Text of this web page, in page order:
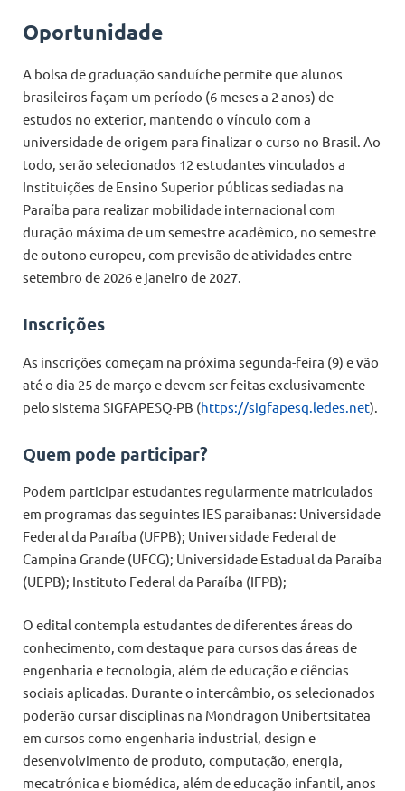
Oportunidade
A bolsa de graduação sanduíche permite que alunos
brasileiros façam um período (6 meses a 2 anos) de
estudos no exterior, mantendo o vínculo com a
universidade de origem para finalizar o curso no Brasil. Ao
todo, serão selecionados 12 estudantes vinculados a
Instituições de Ensino Superior públicas sediadas na
Paraíba para realizar mobilidade internacional com
duração máxima de um semestre acadêmico, no semestre
de outono europeu, com previsão de atividades entre
setembro de 2026 e janeiro de 2027.
Inscrições
As inscrições começam na próxima segunda-feira (9) e vão
até o dia 25 de março e devem ser feitas exclusivamente
pelo sistema SIGFAPESQ-PB (https://sigfapesq.ledes.net).
Quem pode participar?
Podem participar estudantes regularmente matriculados
em programas das seguintes IES paraibanas: Universidade
Federal da Paraíba (UFPB); Universidade Federal de
Campina Grande (UFCG); Universidade Estadual da Paraíba
(UEPB); Instituto Federal da Paraíba (IFPB);
O edital contempla estudantes de diferentes áreas do
conhecimento, com destaque para cursos das áreas de
engenharia e tecnologia, além de educação e ciências
sociais aplicadas. Durante o intercâmbio, os selecionados
poderão cursar disciplinas na Mondragon Unibertsitatea
em cursos como engenharia industrial, design e
desenvolvimento de produto, computação, energia,
mecatrônica e biomédica, além de educação infantil, anos